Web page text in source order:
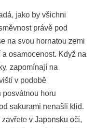
jako by všichni
právě pod
na svou hornatou zemi
osamocenost. Když na
zapomínají na
v podobě
horu
sakurami nenašli klid.
zavřete v Japonsku oči,